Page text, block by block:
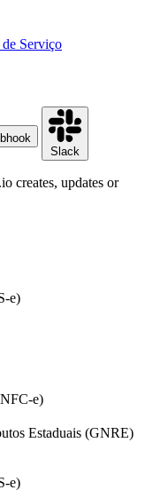
Serviço
Slack
creates, updates or
e)
e)
Estaduais (GNRE)
e)